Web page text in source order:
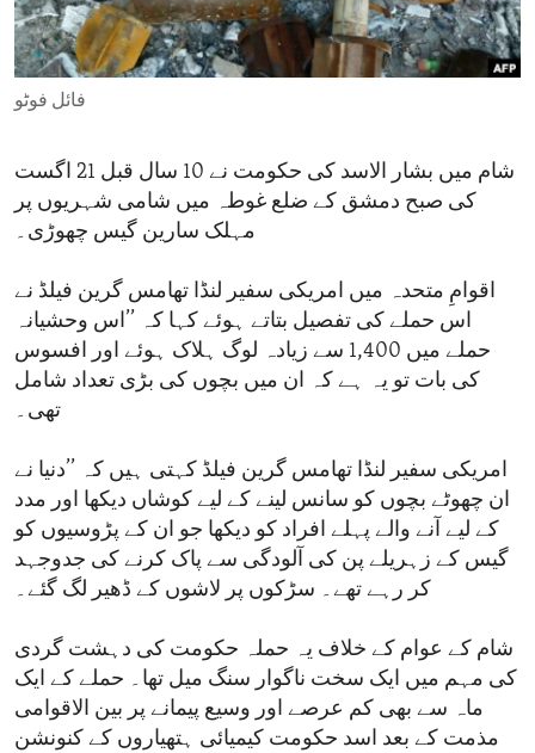
ENVIRONMENT AND HEALTH
IDEALS AND INSTITUTIONS
فائل فوٹو
شام میں بشار الاسد کی حکومت نے 10 سال قبل 21 اگست
کی صبح دمشق کے ضلع غوطہ میں شامی شہریوں پر
مہلک سارین گیس چھوڑی۔
اقوامِ متحدہ میں امریکی سفیر لنڈا تھامس گرین فیلڈ نے
اس حملے کی تفصیل بتاتے ہوئے کہا کہ ’’اس وحشیانہ
حملے میں 1,400 سے زیادہ لوگ ہلاک ہوئے اور افسوس
کی بات تو یہ ہے کہ ان میں بچوں کی بڑی تعداد شامل
تھی۔
امریکی سفیر لنڈا تھامس گرین فیلڈ کہتی ہیں کہ ’’دنیا نے
ان چھوٹے بچوں کو سانس لینے کے لیے کوشاں دیکھا اور مدد
کے لیے آنے والے پہلے افراد کو دیکھا جو ان کے پڑوسیوں کو
گیس کے زہریلے پن کی آلودگی سے پاک کرنے کی جدوجہد
کر رہے تھے۔ سڑکوں پر لاشوں کے ڈھیر لگ گئے۔
شام کے عوام کے خلاف یہ حملہ حکومت کی دہشت گردی
کی مہم میں ایک سخت ناگوار سنگ میل تھا۔ حملے کے ایک
ماہ سے بھی کم عرصے اور وسیع پیمانے پر بین الاقوامی
مذمت کے بعد اسد حکومت کیمیائی ہتھیاروں کے کنونشن